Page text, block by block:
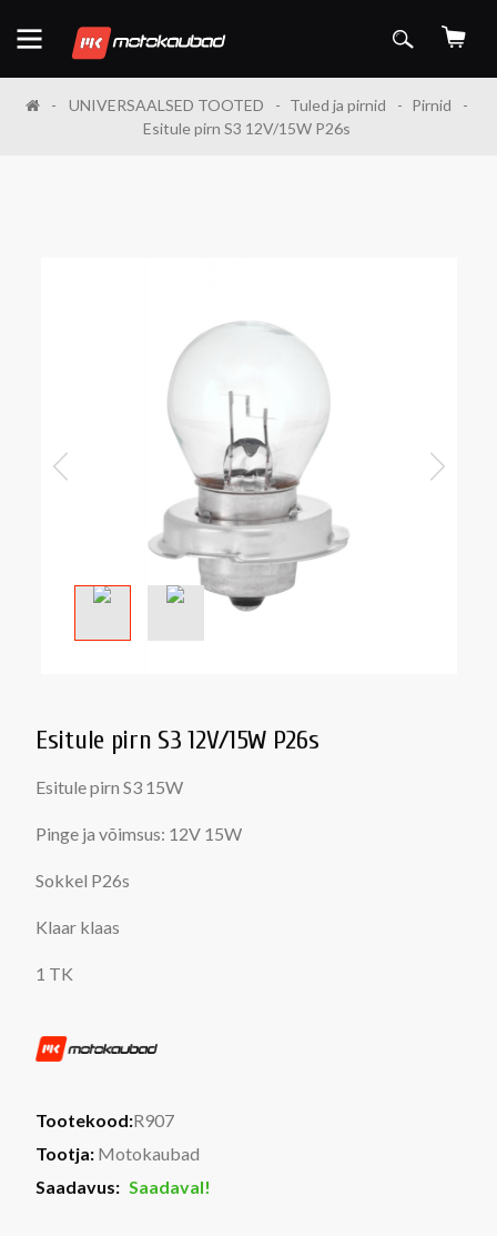
UNIVERSAALSED TOOTED Tuled ja pirnid
Pirnid
Esitule pirn S3 12V/15W P26s
Esitule pirn S3 12V/15W P26s
Esitule pirn S3 15W
Pinge ja võimsus: 12V 15W
Sokkel P26s
Klaar klaas
1 TK
Tootekood:R907
Tootja: Motokaubad
Saadavus: Saadaval!